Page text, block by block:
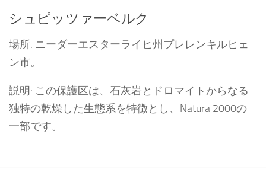
シュピッツァーベルク
場所: ニーダーエスターライヒ州プレレンキルヒェ
ン市。
説明: この保護区は、石灰岩とドロマイトからなる
独特の乾燥した生態系を特徴とし、Natura 2000の
一部です。